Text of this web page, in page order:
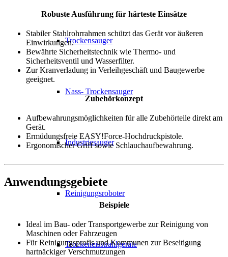
Trockensauger
Nass- Trockensauger
Industriesauger
Reinigungsroboter
Trockeneisstrahlgeräte
Robuste Ausführung für härteste Einsätze
Stabiler Stahlrohrrahmen schützt das Gerät vor äußeren
Einwirkungen.
Bewährte Sicherheitstechnik wie Thermo- und
Sicherheitsventil und Wasserfilter.
Zur Kranverladung in Verleihgeschäft und Baugewerbe
geeignet.
Zubehörkonzept
Aufbewahrungsmöglichkeiten für alle Zubehörteile direkt am
Gerät.
Ermüdungsfreie EASY!Force-Hochdruckpistole.
Ergonomischer Griff sowie Schlauchaufbewahrung.
Anwendungsgebiete
Beispiele
Ideal im Bau- oder Transportgewerbe zur Reinigung von
Maschinen oder Fahrzeugen
Für Reinigungsprofis und Kommunen zur Beseitigung
hartnäckiger Verschmutzungen